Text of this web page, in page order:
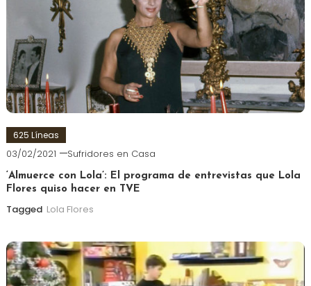
625 Líneas
03/02/2021 Sufridores en Casa
‘Almuerce con Lola’: El programa de entrevistas que Lola
Flores quiso hacer en TVE
Tagged Lola Flores